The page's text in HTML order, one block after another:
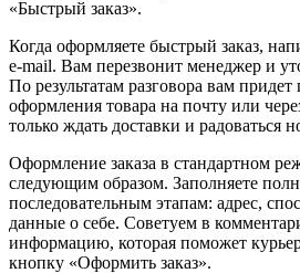
«Быстрый заказ».
Когда оформляете быстрый заказ,
e-mail. Вам перезвонит менеджер и
По результатам разговора вам
оформления товара на почту или
только ждать доставки и радоваться
Оформление заказа в стандартном
следующим образом. Заполняете
последовательным этапам: адрес,
данные о себе. Советуем в
информацию, которая поможет
кнопку «Оформить заказ».